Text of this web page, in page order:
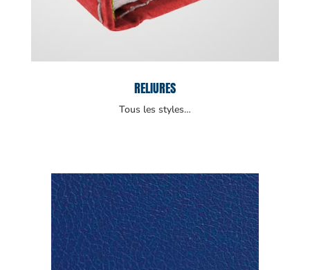
RELIURES
Tous les styles…